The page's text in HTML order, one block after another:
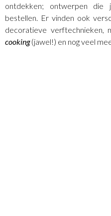
ontdekken; ontwerpen
bestellen. Er vinden ook
decoratieve verftechnieken,
cooking(jawel!) en nog veel